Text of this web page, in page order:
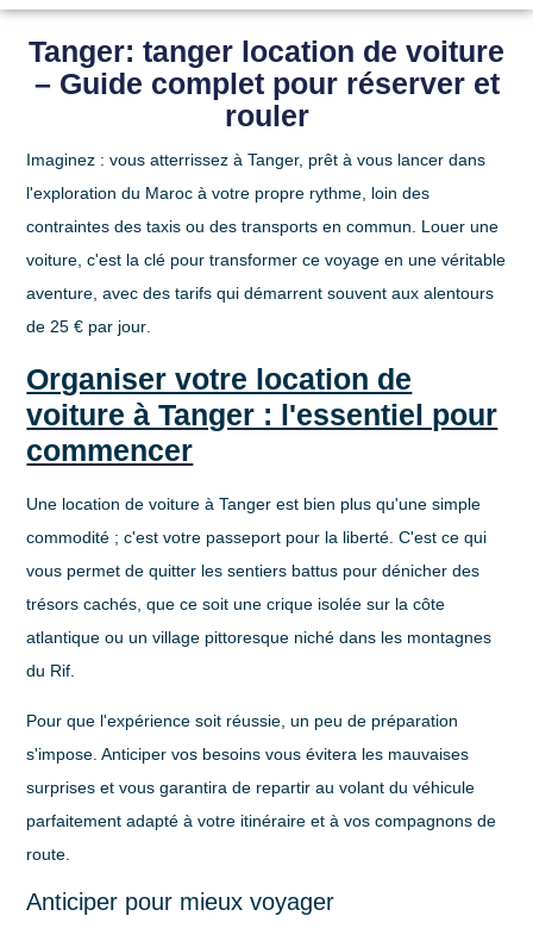
Tanger: tanger location de voiture
– Guide complet pour réserver et
rouler
Imaginez : vous atterrissez à Tanger, prêt à vous lancer dans
l'exploration du Maroc à votre propre rythme, loin des
contraintes des taxis ou des transports en commun. Louer une
voiture, c'est la clé pour transformer ce voyage en une véritable
aventure, avec des tarifs qui démarrent souvent aux alentours
de25 € par jour.
Organiser votre location de
voiture à Tanger : l'essentiel pour
commencer
Une location de voiture à Tanger est bien plus qu'une simple
commodité ; c'est votre passeport pour la liberté. C'est ce qui
vous permet de quitter les sentiers battus pour dénicher des
trésors cachés, que ce soit une crique isolée sur la côte
atlantique ou un village pittoresque niché dans les montagnes
du Rif.
Pour que l'expérience soit réussie, un peu de préparation
s'impose. Anticiper vos besoins vous évitera les mauvaises
surprises et vous garantira de repartir au volant du véhicule
parfaitement adapté à votre itinéraire et à vos compagnons de
route.
Anticiper pour mieux voyager